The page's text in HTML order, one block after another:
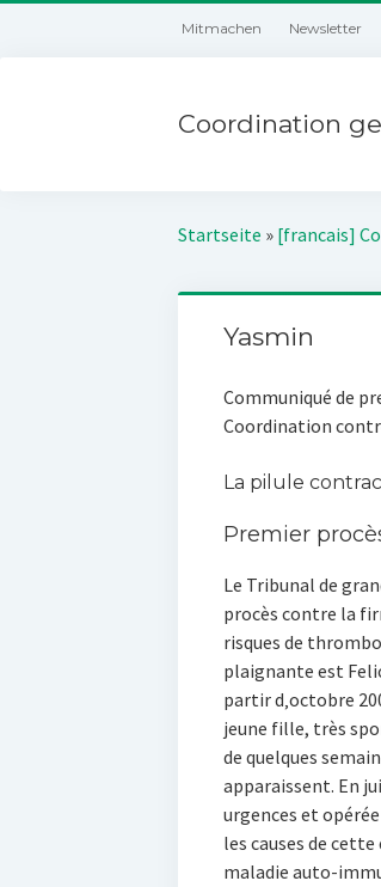
Mitmachen Newsletter
Coordination
Startseite » [francais]
Yasmin
Communiqué de
Coordination
La pilule
Premier
Le Tribunal de
procès contre la
risques de
plaignante est
partir d‚octobre
jeune fille, très
de quelques
apparaissent. En
urgences et
les causes de
maladie auto-